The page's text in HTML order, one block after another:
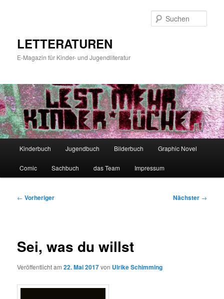
LETTERATUREN
E-Magazin für Kinder- und Jugendliteratur
Kinderbuch Jugendbuch Bilderbuch Graphic Novel
Comic Sachbuch das Team Impressum
Beitragsnavigation
← Vorheriger Nächster →
Sei, was du willst
Veröffentlicht am22. Mai 2017von Ulrike Schimming